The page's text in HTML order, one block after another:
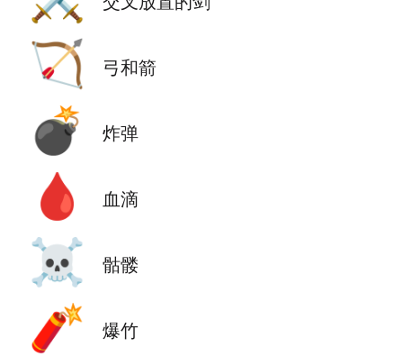
🏹 弓和箭
💣 炸弹
🩸 血滴
☠️ 骷髅
🧨 爆竹